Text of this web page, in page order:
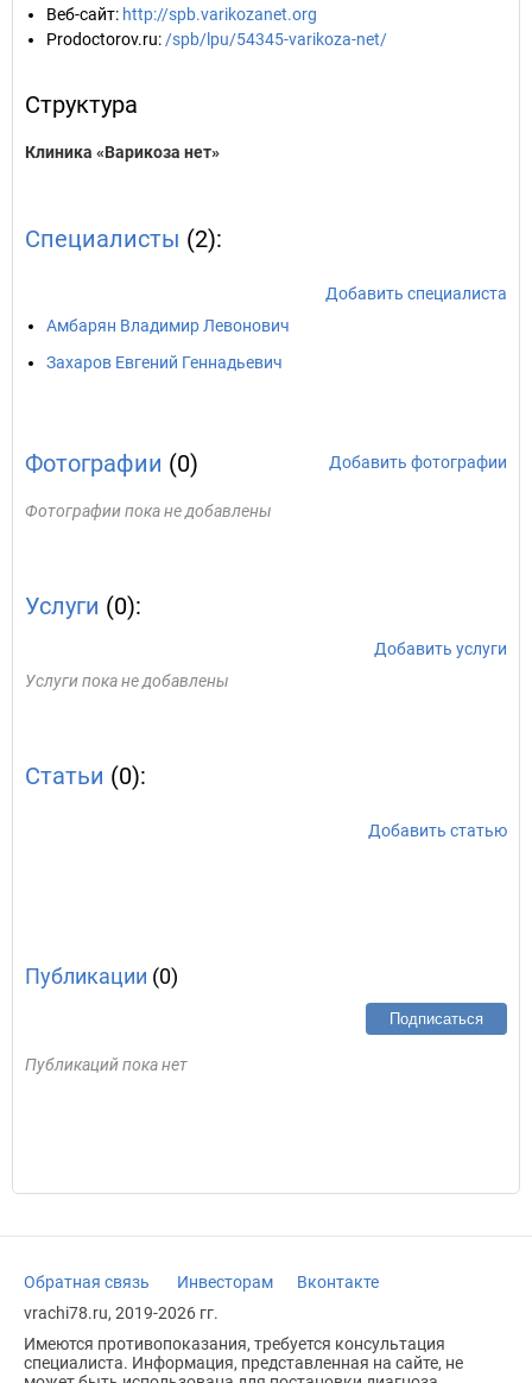
Веб-сайт: http://spb.varikozanet.org
Prodoctorov.ru: /spb/lpu/54345-varikoza-net/
Структура
Клиника «Варикоза нет»
Специалисты (2):
Добавить специалиста
Амбарян Владимир Левонович
Захаров Евгений Геннадьевич
Фотографии (0) Добавить фотографии
Фотографии пока не добавлены
Услуги (0):
Добавить услуги
Услуги пока не добавлены
Статьи (0):
Добавить статью
Публикации (0)
Подписаться
Публикаций пока нет
Обратная связь Инвесторам
Вконтакте
vrachi78.ru, 2019-2026 гг.
Имеются противопоказания, требуется консультация
специалиста. Информация, представленная на сайте, не